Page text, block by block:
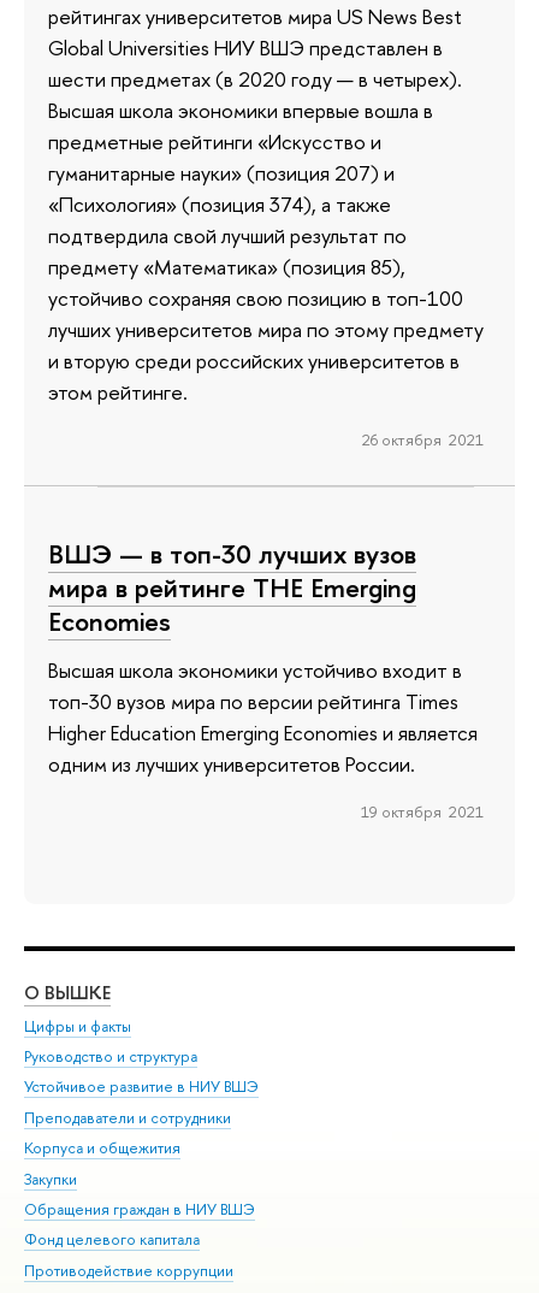
рейтингах университетов мира US News Best
Global Universities НИУ ВШЭ представлен в
шести предметах (в 2020 году — в четырех).
Высшая школа экономики впервые вошла в
предметные рейтинги «Искусство и
гуманитарные науки» (позиция 207) и
«Психология» (позиция 374), а также
подтвердила свой лучший результат по
предмету «Математика» (позиция 85),
устойчиво сохраняя свою позицию в топ-100
лучших университетов мира по этому предмету
и вторую среди российских университетов в
этом рейтинге.
26 октября 2021
ВШЭ — в топ-30 лучших вузов
мира в рейтинге THE Emerging
Economies
Высшая школа экономики устойчиво входит в
топ-30 вузов мира по версии рейтинга Times
Higher Education Emerging Economies и является
одним из лучших университетов России.
19 октября 2021
О ВЫШКЕ
Цифры и факты
Руководство и структура
Устойчивое развитие в НИУ ВШЭ
Преподаватели и сотрудники
Корпуса и общежития
Закупки
Обращения граждан в НИУ ВШЭ
Фонд целевого капитала
Противодействие коррупции